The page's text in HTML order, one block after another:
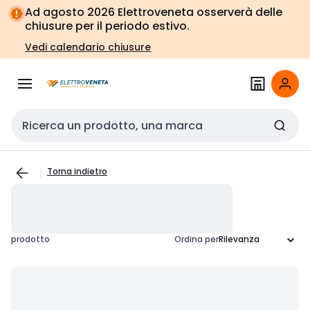
Vai alla
navigazione
Vai
alla
pagina
Ad agosto 2026 Elettroveneta osserverà delle
chiusure per il periodo estivo.
Vedi calendario chiusure
Cerca input
Torna indietro
prodotto Ordina per